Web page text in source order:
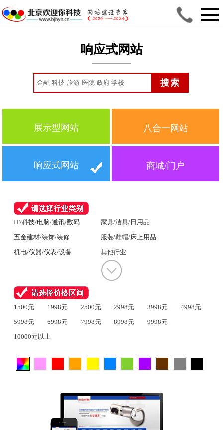
响应式网站
展示型网站 八合一网站
响应式网站 商城/门户
IT/科技/电脑/通讯/数码
家具/洁具/日用品
五金建材/装饰/装修
服装/鞋帽/床上用品
机电/仪器/仪表/设备
其他行业
1500元 1998元 2500元 2998元 3998元
4998元
5998元
6998元 7998元 8998元
9998元
10000元以上